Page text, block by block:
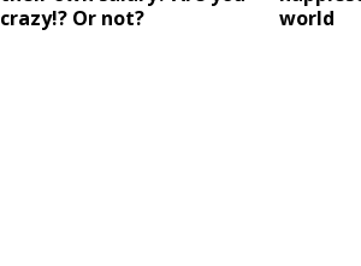
crazy!? Or not?
world